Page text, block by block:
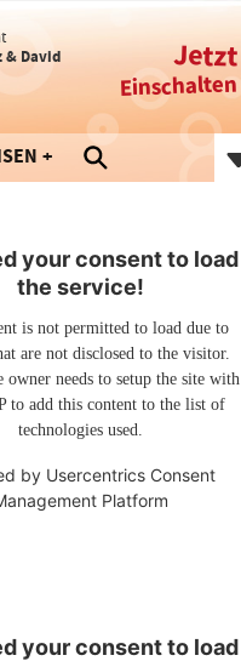
& David
Jetzt
Einschalten
your consent to load
the service!
is not permitted to load due to
are not disclosed to the visitor.
owner needs to setup the site with
to add this content to the list of
technologies used.
by Usercentrics Consent
Platform
your consent to load